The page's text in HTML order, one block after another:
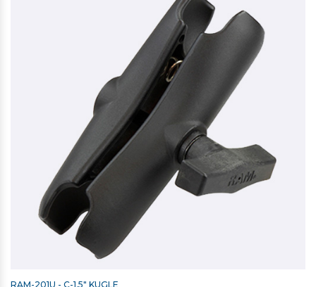
RAM-201U - C-1,5" KUGLE